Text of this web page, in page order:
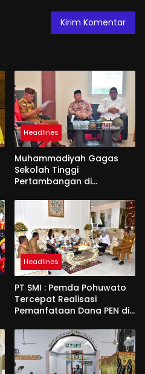
Headlines
Muhammadiyah Gagas
Sekolah Tinggi
Pertambangan di
Headlines
PT SMI : Pemda Pohuwato
Tercepat Realisasi
Pemanfataan Dana PEN di